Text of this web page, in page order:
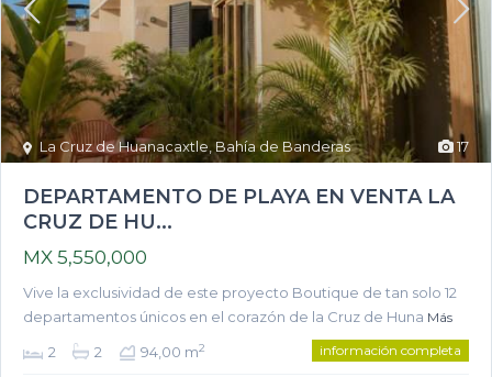
17
La Cruz de Huanacaxtle,Bahía de Banderas
DEPARTAMENTO DE PLAYA EN VENTA LA
CRUZ DE HU...
MX 5,550,000
Vive la exclusividad de este proyecto Boutique de tan solo 12
departamentos únicos en el corazón de la Cruz de Huna Más
2 2 94,00 m2 información completa